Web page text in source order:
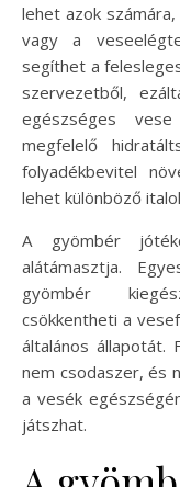
lehet azok számára,
vagy a
segíthet a
szervezetből,
egészséges
megfelelő
folyadékbevitel
lehet különböző
A gyömbér
alátámasztja.
gyömbér
csökkentheti a
általános állapotát.
nem csodaszer, és
a vesék
játszhat.